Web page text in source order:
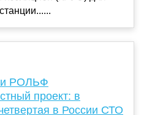
и РОЛЬФ
проект: в
в России СТО